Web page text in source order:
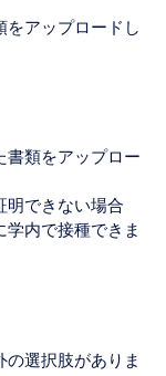
をアップロードし
書類をアップロー
明できない場合
内で接種できま
選択肢がありま